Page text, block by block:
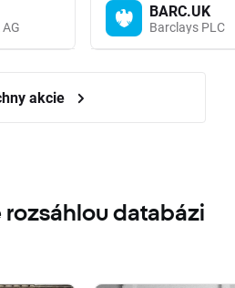
BARC.UK
Barclays PLC
akcie
databázi